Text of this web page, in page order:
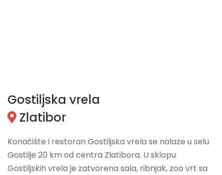
Gostiljska vrela
Zlatibor
Konačište i restoran Gostiljska vrela se nalaze u selu
Gostilje 20 km od centra Zlatibora. U sklopu
Gostiljskih vrela je zatvorena sala, ribnjak, zoo vrt sa